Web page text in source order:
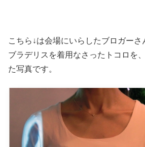
こちら↓は会場にいらしたブロガーさ
ブラデリスを着用なさったトコロを
た写真です。